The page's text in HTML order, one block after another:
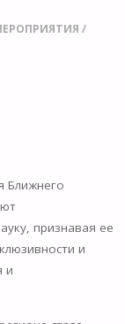
/
Ближнего
признавая ее
и
и